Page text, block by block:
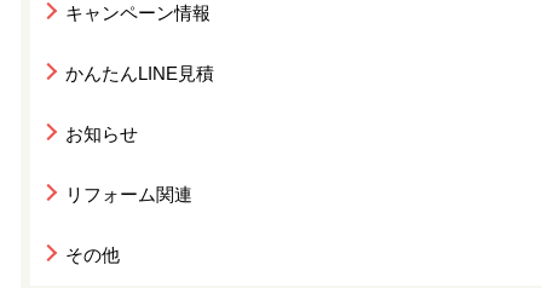
キャンペーン情報
かんたんLINE見積
お知らせ
リフォーム関連
その他